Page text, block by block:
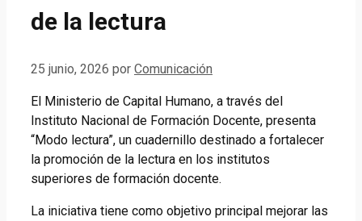
de la lectura
25 junio, 2026 por Comunicación
El Ministerio de Capital Humano, a través del
Instituto Nacional de Formación Docente, presenta
“Modo lectura”, un cuadernillo destinado a fortalecer
la promoción de la lectura en los institutos
superiores de formación docente.
La iniciativa tiene como objetivo principal mejorar las